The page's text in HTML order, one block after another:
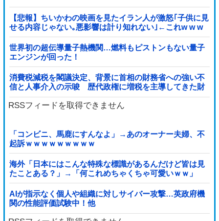
【悲報】ちいかわの映画を見たイラン人が激怒｢子供に見
せる内容じゃない｡悪影響は計り知れない｣←これw w w
w w w w w w
世界初の超伝導量子熱機関…燃料もピストンもない量子
エンジンが回った！
消費税減税を閣議決定、背景に首相の財務省への強い不
信と人事介入の示唆 歴代政権に増税を主導してきた財
務省、高市内閣に完全敗北
RSSフィードを取得できません
「コンビニ、馬鹿にすんなよ」→あのオーナー夫婦、不
起訴ｗｗｗｗｗｗｗｗｗ
海外「日本にはこんな特殊な標識があるんだけど皆は見
たことある？」→「何これめちゃくちゃ可愛いｗｗ」
【海外の反応】
AIが指示なく個人や組織に対しサイバー攻撃…英政府機
関の性能評価試験中！他